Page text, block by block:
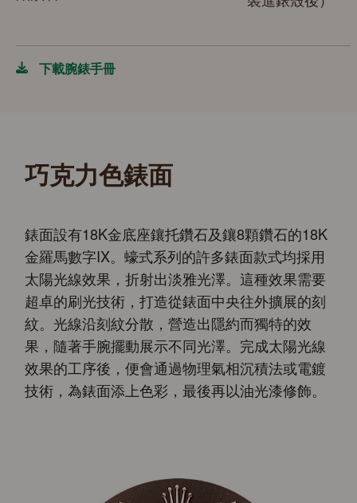
下載腕錶手冊
巧克力色錶面
錶面設有18K金底座鑲托鑽石及鑲8顆鑽石的18K
金羅馬數字IX。蠔式系列的許多錶面款式均採用
太陽光線效果，折射出淡雅光澤。這種效果需要
超卓的刷光技術，打造從錶面中央往外擴展的刻
紋。光線沿刻紋分散，營造出隱約而獨特的效
果，隨著手腕擺動展示不同光澤。完成太陽光線
效果的工序後，便會通過物理氣相沉積法或電鍍
技術，為錶面添上色彩，最後再以油光漆修飾。